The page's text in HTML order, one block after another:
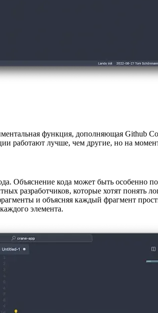
функция, дополняющая Github
работают лучше, чем другие, но на
Объяснение кода может быть особенно
разработчиков, которые хотят понять
элемента.